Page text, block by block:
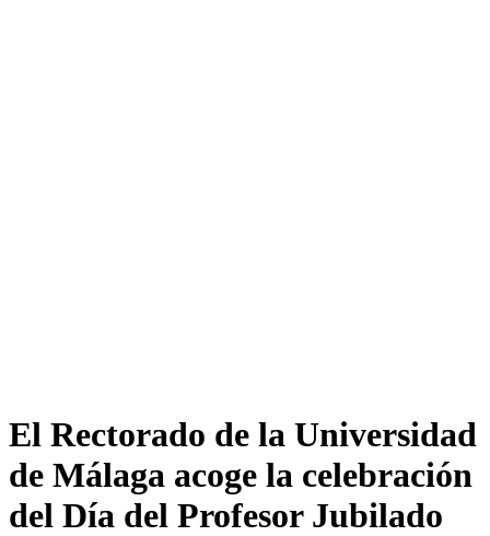
El Rectorado de la Universidad
de Málaga acoge la celebración
del Día del Profesor Jubilado